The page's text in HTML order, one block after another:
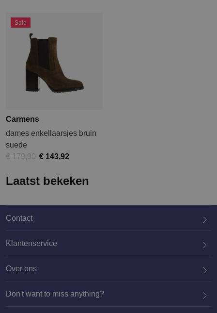
Sale
Carmens
dames enkellaarsjes bruin
suede
€ 179,90 € 143,92
Laatst bekeken
Contact
020 659 3444
Klantenservice
Over ons
Don't want to miss anything?